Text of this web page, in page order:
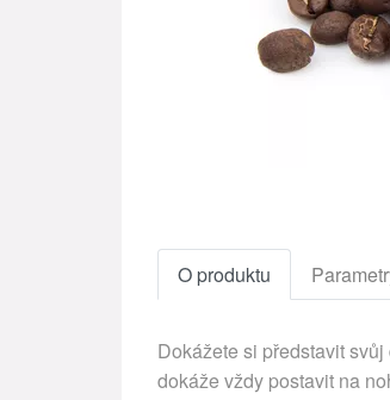
O produktu
Dokážete si představit
dokáže vždy postavit na